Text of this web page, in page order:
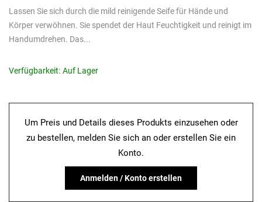
Lassen Sie sich durch die mild reinigende Seife für Hände und
Körper verwöhnen. Sie spendet der Haut Feuchtigkeit und reinigt im
Handumdrehen. Das...
Verfügbarkeit: Auf Lager
Um Preis und Details dieses Produkts einzusehen oder
zu bestellen, melden Sie sich an oder erstellen Sie ein
Konto.
Anmelden / Konto erstellen